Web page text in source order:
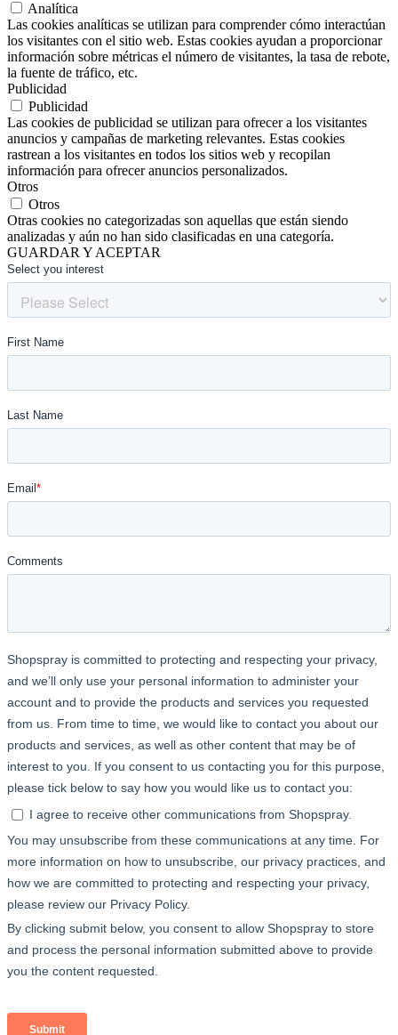
Analítica
Las cookies analíticas se utilizan para comprender cómo interactúan
los visitantes con el sitio web. Estas cookies ayudan a proporcionar
información sobre métricas el número de visitantes, la tasa de rebote,
la fuente de tráfico, etc.
Publicidad
Publicidad
Las cookies de publicidad se utilizan para ofrecer a los visitantes
anuncios y campañas de marketing relevantes. Estas cookies
rastrean a los visitantes en todos los sitios web y recopilan
información para ofrecer anuncios personalizados.
Otros
Otros
Otras cookies no categorizadas son aquellas que están siendo
analizadas y aún no han sido clasificadas en una categoría.
GUARDAR Y ACEPTAR